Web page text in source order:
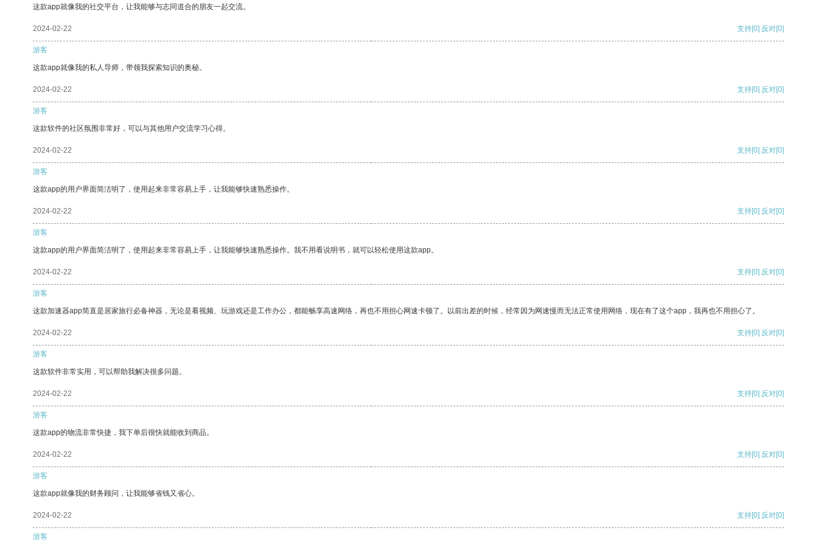
这款app就像我的社交平台，让我能够与志同道合的朋友一起交流。
2024-02-22 支持[0] 反对[0]
游客
这款app就像我的私人导师，带领我探索知识的奥秘。
2024-02-22 支持[0] 反对[0]
游客
这款软件的社区氛围非常好，可以与其他用户交流学习心得。
2024-02-22 支持[0] 反对[0]
游客
这款app的用户界面简洁明了，使用起来非常容易上手，让我能够快速熟悉操作。
2024-02-22 支持[0] 反对[0]
游客
这款app的用户界面简洁明了，使用起来非常容易上手，让我能够快速熟悉操作。我不用看说明书，就可以轻松使用这款app。
2024-02-22 支持[0] 反对[0]
游客
这款加速器app简直是居家旅行必备神器，无论是看视频、玩游戏还是工作办公，都能畅享高速网络，再也不用担心网速卡顿了。以前出差的时候，经常因为网速慢而无法正常使用网络，现在有了这个app，我再也不用担心了。
2024-02-22 支持[0] 反对[0]
游客
这款软件非常实用，可以帮助我解决很多问题。
2024-02-22 支持[0] 反对[0]
游客
这款app的物流非常快捷，我下单后很快就能收到商品。
2024-02-22 支持[0] 反对[0]
游客
这款app就像我的财务顾问，让我能够省钱又省心。
2024-02-22 支持[0] 反对[0]
游客